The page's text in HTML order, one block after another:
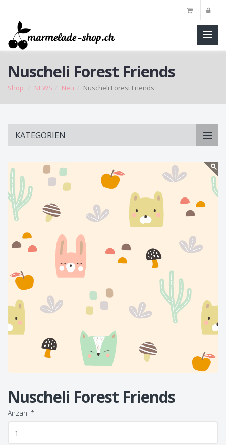
Nuscheli Forest Friends
Shop NEWS Neu Nuscheli Forest Friends
KATEGORIEN
Nuscheli Forest Friends
Anzahl *